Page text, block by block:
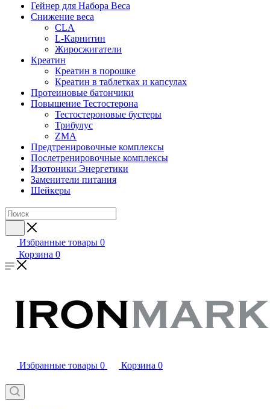
Гейнер для Набора Веса
Снижение веса
CLA
L-Карнитин
Жиросжигатели
Креатин
Креатин в порошке
Креатин в таблетках и капсулах
Протеиновые батончики
Повышение Тестостерона
Тестостероновые бустеры
Трибулус
ZMA
Предтренировочные комплексы
Послетренировочные комплексы
Изотоники Энергетики
Заменители питания
Шейкеры
Избранные товары 0
Корзина 0
Избранные товары 0 Корзина 0